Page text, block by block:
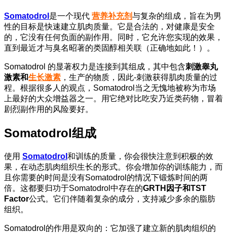
Somatodrol 是一个现代 营养补充剂与复杂的组成，旨在为男
性的目标是快速建立肌肉质量。它是合法的，对健康是安全
的，它没有任何负面的副作用。同时，它允许您实现的效果，
直到最近才与臭名昭著的类固醇相关联（正确地如此！）。
Somatodrol 的显著权力是连接到其组成，其中包含刺激睾丸
激素和生长激素 ，生产的物质，因此-刺激获得肌肉质量的过
程。根据很多人的观点，Somatodrol当之无愧地被称为市场
上最好的大众增益器之一。用它绝对比吃安乃近类药物，冒着
剧烈副作用的风险要好。
Somatodrol组成
使用 Somatodrol 和训练的质量，你会很快注意到积极的效
果，在动态肌肉组织生长的形式。你会增加你的训练能力，而
且你需要的时间是没有Somatodrol的情况下锻炼时间的两
倍。这都要归功于Somatodrol中存在的GRTH因子和TST
Factor公式。它们伴随着复杂的成分，支持减少多余的脂肪
组织。
Somatodrol的作用是双向的：它加强了建立新的肌肉组织的